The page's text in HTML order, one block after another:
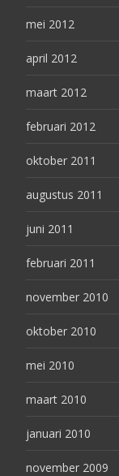
mei 2012
april 2012
maart 2012
februari 2012
oktober 2011
augustus 2011
juni 2011
februari 2011
november 2010
oktober 2010
mei 2010
maart 2010
januari 2010
november 2009